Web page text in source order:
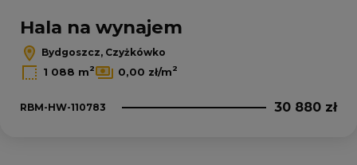
Hala na wynajem
Bydgoszcz, Czyżkówko
1 088 m2 0,00 zł/m2
RBM-HW-110783 30 880 zł